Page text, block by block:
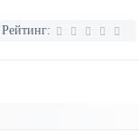
Рейтинг: